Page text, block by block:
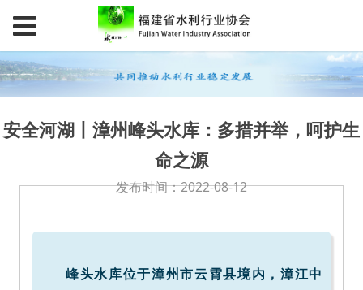
安全河湖丨漳州峰头水库：多措并举，呵护生
命之源
发布时间：2022-08-12
峰头水库位于漳州市云霄县境内，漳江中